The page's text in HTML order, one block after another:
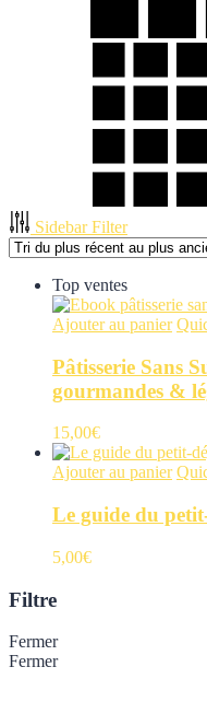
Sidebar Filter
Top ventes
Ajouter au panier
Pâtisserie Sans
gourmandes &
15,00€
Ajouter au panier
Le guide du
5,00€
Filtre
Fermer
Fermer